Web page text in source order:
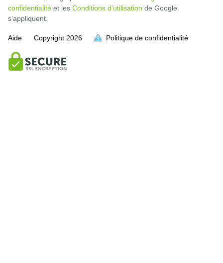
confidentialité et les Conditions d’utilisation de Google
s’appliquent.
Aide Copyright 2026 Politique de confidentialité